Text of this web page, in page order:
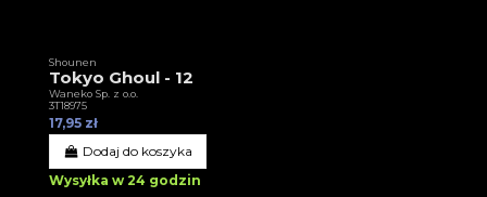
Shounen
Tokyo Ghoul - 12
Waneko Sp. z o.o.
3T18975
17,95 zł
Dodaj do koszyka
Wysyłka w 24 godzin